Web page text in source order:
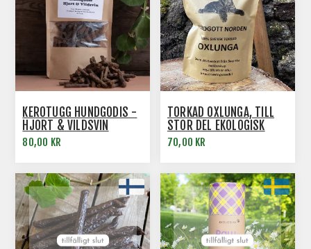
KEROTUGG HUNDGODIS -
HJORT & VILDSVIN
80,00 KR
TORKAD OXLUNGA, TILL
STOR DEL EKOLOGISK
70,00 KR